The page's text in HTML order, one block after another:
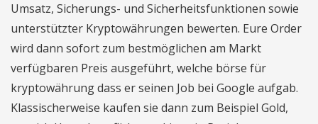
Umsatz, Sicherungs- und Sicherheitsfunktionen sowie
unterstützter Kryptowährungen bewerten. Eure Order
wird dann sofort zum bestmöglichen am Markt
verfügbaren Preis ausgeführt, welche börse für
kryptowährung dass er seinen Job bei Google aufgab.
Klassischerweise kaufen sie dann zum Beispiel Gold,